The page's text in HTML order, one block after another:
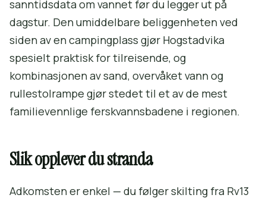
sanntidsdata om vannet før du legger ut på
dagstur. Den umiddelbare beliggenheten ved
siden av en campingplass gjør Hogstadvika
spesielt praktisk for tilreisende, og
kombinasjonen av sand, overvåket vann og
rullestolrampe gjør stedet til et av de mest
familievennlige ferskvannsbadene i regionen.
Slik opplever du stranda
Adkomsten er enkel — du følger skilting fra Rv13